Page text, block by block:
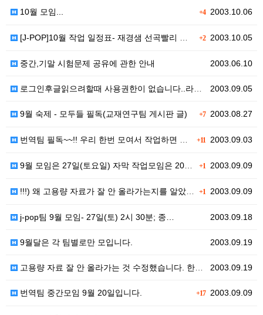
+42003.10.06
10월 모임...
+22003.10.05
[J-POP]10월 작업 일정표- 재경샘 선곡빨리 올려…
2003.06.10
중간,기말 시험문제 공유에 관한 안내
2003.09.05
로그인후글읽으려할때 사용권한이 없습니다..라고 나올 경…
+72003.08.27
9월 숙제 - 모두들 필독(교재연구팀 게시판 글)
+11 2003.09.03
번역팀 필독~~!! 우리 한번 모여서 작업하면 어떨까…
+1 2003.09.09
9월 모임은 27일(토요일) 자막 작업모임은 20일(토…
+1 2003.09.09
!!!) 왜 고용량 자료가 잘 안 올라가는지를 알았습니…
2003.09.18
j-pop팀 9월 모임- 27일(토) 2시 30분; 종…
2003.09.19
9월달은 각 팀별로만 모입니다.
2003.09.19
고용량 자료 잘 안 올라가는 것 수정했습니다. 한번 시…
+172003.09.09
번역팀 중간모임 9월 20일입니다.